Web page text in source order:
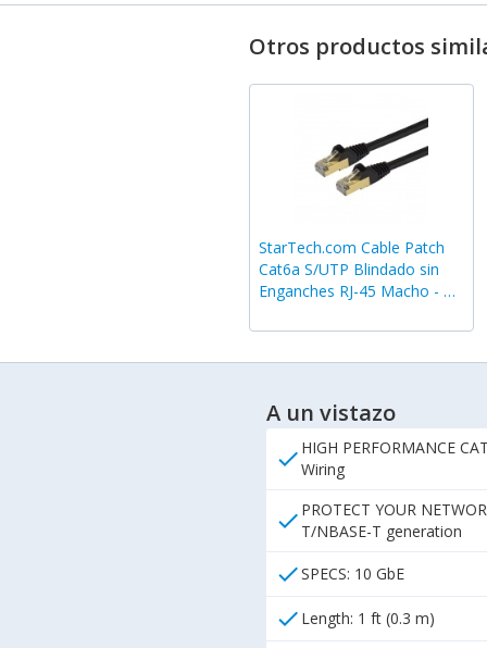
Otros productos
StarTech.com Cable Patch
Cat6a S/UTP Blindado sin
Enganches RJ-45 Macho - RJ-
A un vistazo
check HIGH PERFORMANCE
Wiring
check PROTECT YOUR
T/NBASE-T generation
checkSPECS: 10 GbE
check Length: 1 ft (0.3 m)